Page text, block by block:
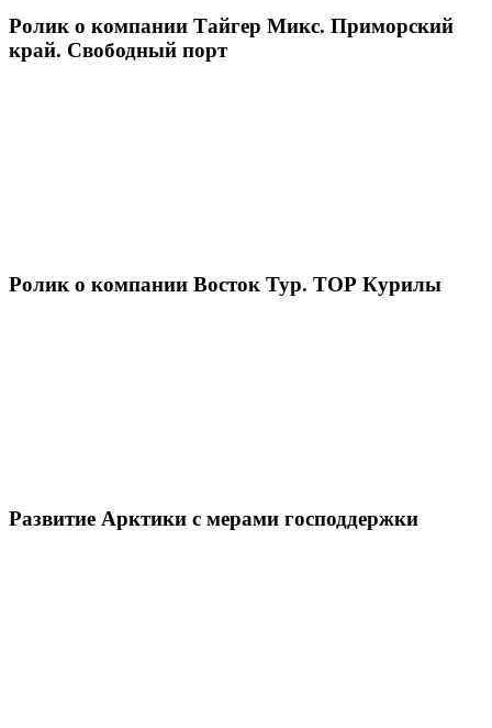
Ролик о компании Тайгер Микс. Приморский
край. Свободный порт
Ролик о компании Восток Тур. ТОР Курилы
Развитие Арктики с мерами господдержки